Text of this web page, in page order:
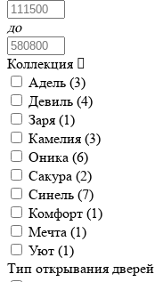
до
Коллекция
Адель (3)
Девиль (4)
Заря (1)
Камелия (3)
Оника (6)
Сакура (2)
Синель (7)
Комфорт (1)
Мечта (1)
Уют (1)
Тип открывания дверей